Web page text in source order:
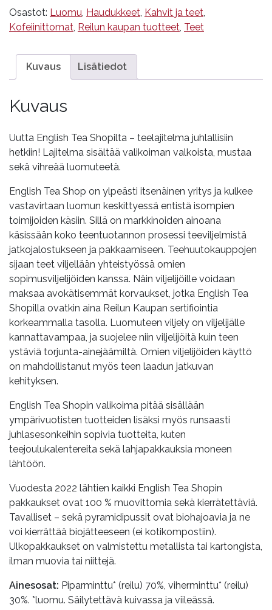
Tea
Shop,
määrä
Osastot: Luomu, Haudukkeet, Kahvit ja teet,
Kofeiinittomat, Reilun kaupan tuotteet, Teet
Kuvaus Lisätiedot
Kuvaus
Uutta English Tea Shopilta – teelajitelma juhlallisiin
hetkiin! Lajitelma sisältää valikoiman valkoista, mustaa
sekä vihreää luomuteetä.
English Tea Shop on ylpeästi itsenäinen yritys ja kulkee
vastavirtaan luomun keskittyessä entistä isompien
toimijoiden käsiin. Sillä on markkinoiden ainoana
käsissään koko teentuotannon prosessi teeviljelmistä
jatkojalostukseen ja pakkaamiseen. Teehuutokauppojen
sijaan teet viljellään yhteistyössä omien
sopimusviljelijöiden kanssa. Näin viljelijöille voidaan
maksaa avokätisemmät korvaukset, jotka English Tea
Shopilla ovatkin aina Reilun Kaupan sertifiointia
korkeammalla tasolla. Luomuteen viljely on viljelijälle
kannattavampaa, ja suojelee niin viljelijöitä kuin teen
ystäviä torjunta-ainejäämiltä. Omien viljelijöiden käyttö
on mahdollistanut myös teen laadun jatkuvan
kehityksen.
English Tea Shopin valikoima pitää sisällään
ympärivuotisten tuotteiden lisäksi myös runsaasti
juhlasesonkeihin sopivia tuotteita, kuten
teejoulukalentereita sekä lahjapakkauksia moneen
lähtöön.
Vuodesta 2022 lähtien kaikki English Tea Shopin
pakkaukset ovat 100 % muovittomia sekä kierrätettäviä.
Tavalliset – sekä pyramidipussit ovat biohajoavia ja ne
voi kierrättää biojätteeseen (ei kotikompostiin).
Ulkopakkaukset on valmistettu metallista tai kartongista,
ilman muovia tai niittejä.
Ainesosat: Piparminttu* (reilu) 70%, viherminttu* (reilu)
30%. *luomu. Säilytettävä kuivassa ja viileässä.